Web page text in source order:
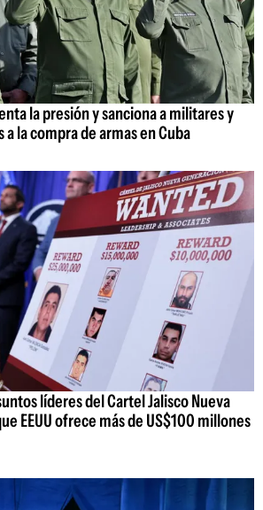
la presión y sanciona a militares y
la compra de armas en Cuba
líderes del Cartel Jalisco Nueva
EEUU ofrece más de US$100 millones